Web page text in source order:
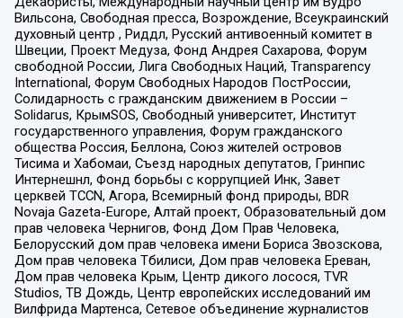
Вильсона, Свободная пресса, Возрождение, Всеукраинский
духовный центр , Риддл, Русский антивоенный комитет в
Швеции, Проект Медуза, Фонд Андрея Сахарова, Форум
свободной России, Лига Свободных Наций, Transparеncy
International, Форум Свободных Народов ПостРоссии,
Солидарность с гражданским движением в России –
Solidarus, КрымSOS, Свободный университет, Институт
государственного управления, Форум гражданского
общества Россия, Беллона, Союз жителей островов
Тисима и Хабомаи, Съезд народных депутатов, Гринпис
Интернешнл, Фонд борьбы с коррупцией Инк, Завет
церквей TCCN, Агора, Всемирный фонд природы, BDR
Novaja Gazeta-Europe, Алтай проект, Образовательный дом
прав человека Чернигов, Фонд Дом Прав Человека,
Белорусский дом прав человека имени Бориса Звозскова,
Дом прав человека Тбилиси, Дом прав человека Ереван,
Дом прав человека Крым, Центр дикого лосося, TVR
Studios, ТВ Дождь, Центр европейских исследований им
Вилфрида Мартенса, Сетевое объединение журналистов